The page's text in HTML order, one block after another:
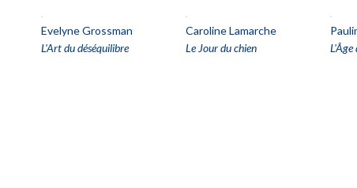
Evelyne Grossman
L'Art du déséquilibre
Caroline Lamarche
Le Jour du chien
L'Âge